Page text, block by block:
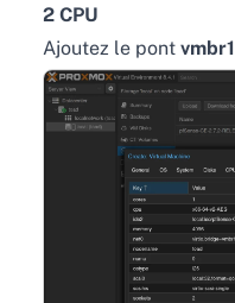
2 CPU
Ajoutez le pont vmbr1